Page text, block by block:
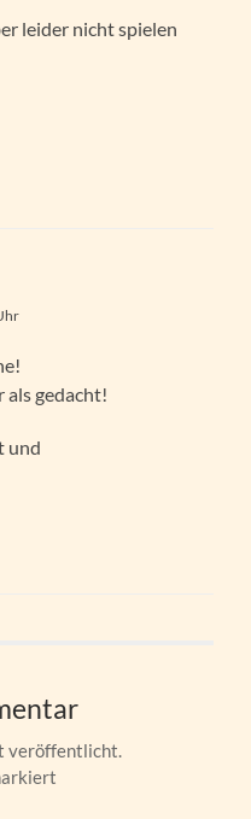
leider nicht spielen
als gedacht!
und
veröffentlicht.